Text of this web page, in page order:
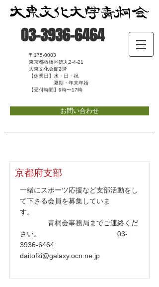
03-3936-6464
〒175-0083
東京都板橋区徳丸2-4-21
大東文化会館2階
【休業日】水・日・祝
夏期・年末年始
【受付時間】9時〜17時
お問い合わせ
京都府支部
一緒にスポーツ応援など支部活動をし
て下さる会員を募集していま
す。
青桐会事務局までご連絡くだ
さい。
03-
3936-6464
daitofki@galaxy.ocn.ne.jp